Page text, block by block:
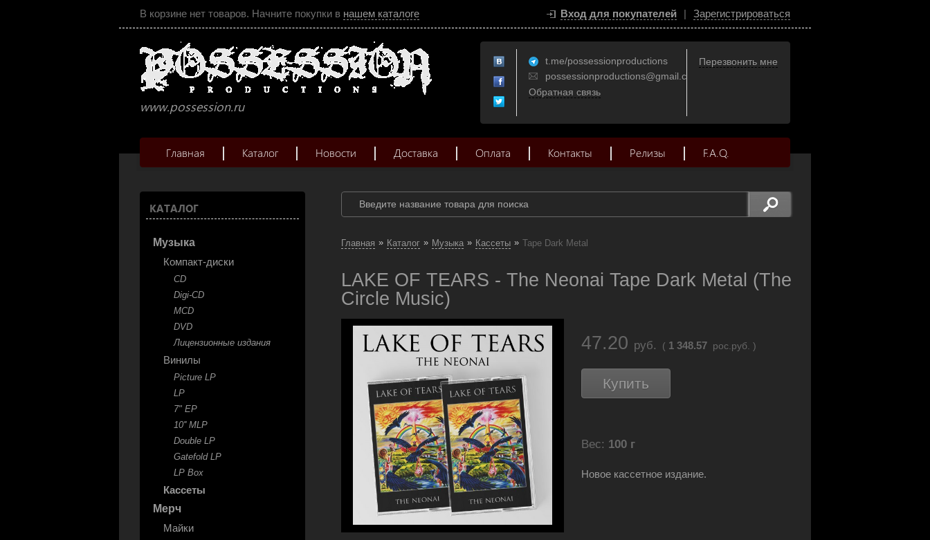
В корзине нет товаров. Начните покупки в нашем каталоге Вход для покупателей | Зарегистрироваться
www.possession.ru
t.me/possessionproductions
possessionproductions@gmail.com
Обратная связь
Перезвонить мне
Главная Каталог Новости Доставка Оплата Контакты Релизы F.A.Q.
КАТАЛОГ
Музыка
Компакт-диски
CD
Digi-CD
MCD
DVD
Лицензионные издания
Винилы
Picture LP
LP
7" EP
10'' MLP
Double LP
Gatefold LP
LP Box
Кассеты
Мерч
Майки
Главная » Каталог » Музыка » Кассеты » Tape Dark Metal
LAKE OF TEARS - The Neonai Tape Dark Metal (The
Circle Music)
47.20 руб. ( 1 348.57 рос.руб. )
Купить
Вес: 100 г
Новое кассетное издание.